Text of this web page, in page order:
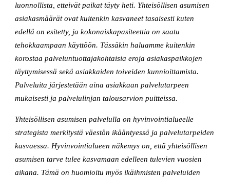
luonnollista, etteivät paikat täyty heti. Yhteisöllisen asumisen
asiakasmäärät ovat kuitenkin kasvaneet tasaisesti kuten
edellä on esitetty, ja kokonaiskapasiteettia on saatu
tehokkaampaan käyttöön. Tässäkin haluamme kuitenkin
korostaa palveluntuottajakohtaisia eroja asiakaspaikkojen
täyttymisessä sekä asiakkaiden toiveiden kunnioittamista.
Palveluita järjestetään aina asiakkaan palvelutarpeen
mukaisesti ja palvelulinjan talousarvion puitteissa.
Yhteisöllisen asumisen palvelulla on hyvinvointialueelle
strategista merkitystä väestön ikääntyessä ja palvelutarpeiden
kasvaessa. Hyvinvointialueen näkemys on, että yhteisöllisen
asumisen tarve tulee kasvamaan edelleen tulevien vuosien
aikana. Tämä on huomioitu myös ikäihmisten palveluiden